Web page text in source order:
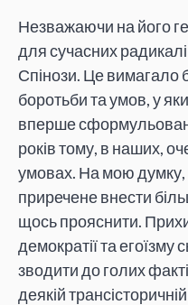
Незважаючи на його
для сучасних
Спінози. Це вимагало
боротьби та умов, у
вперше
років тому, в наших,
умовах. На мою думку,
приречене внести
щось прояснити.
демократії та
зводити до голих
деякій